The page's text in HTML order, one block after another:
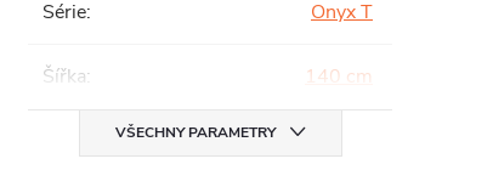
Série: Onyx T
Šířka: 140 cm
VŠECHNY PARAMETRY